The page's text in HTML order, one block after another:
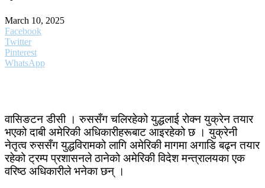
March 10, 2025
Facebook
Twitter
Pinterest
WhatsApp
वासिङटन डीसी । रुससँग चलिरहेको युद्धलाई रोक्न युक्रेन तयार
भएको दाबी अमेरिकी अधिकारीहरूबाट आइरहेको छ । युक्रेनी
नेतृत्व रुससँग युद्धविरामको लागि अमेरिकी मागमा अगाडि बढ्न तयार
रहेको ट्रम्प प्रशासनले ठानेको अमेरिकी विदेश मन्त्रालयका एक
वरिष्ठ अधिकारीले भनेका छन् ।